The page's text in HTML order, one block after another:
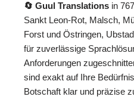
🔄 Guul Translations in
Sankt Leon-Rot, Malsch,
Forst und Östringen,
für zuverlässige
Anforderungen
sind exakt auf Ihre
Botschaft klar und präzise